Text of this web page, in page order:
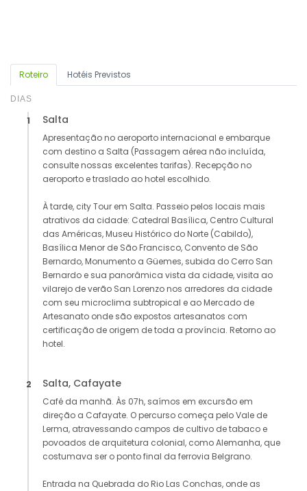
Roteiro Hotéis Previstos
DIAS
1 Salta
Apresentação no aeroporto internacional e embarque
com destino a Salta (Passagem aérea não incluída,
consulte nossas excelentes tarifas). Recepção no
aeroporto e traslado ao hotel escolhido.
À tarde, city Tour em Salta. Passeio pelos locais mais
atrativos da cidade: Catedral Basílica, Centro Cultural
das Américas, Museu Histórico do Norte (Cabildo),
Basílica Menor de São Francisco, Convento de São
Bernardo, Monumento a Güemes, subida do Cerro San
Bernardo e sua panorâmica vista da cidade, visita ao
vilarejo de verão San Lorenzo nos arredores da cidade
com seu microclima subtropical e ao Mercado de
Artesanato onde são expostos artesanatos com
certificação de origem de toda a província. Retorno ao
hotel.
2 Salta, Cafayate
Café da manhã. Às 07h, saímos em excursão em
direção a Cafayate. O percurso começa pelo Vale de
Lerma, atravessando campos de cultivo de tabaco e
povoados de arquitetura colonial, como Alemanha, que
costumava ser o ponto final da ferrovia Belgrano.
Entrada na Quebrada do Rio Las Conchas, onde as